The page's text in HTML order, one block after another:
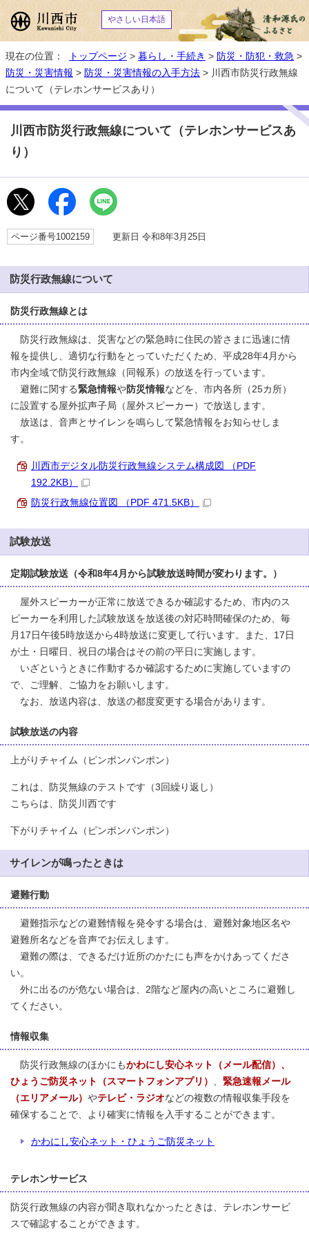
やさしい日本語
現在の位置： トップページ > 暮らし・手続き > 防災・防犯・救急 >
防災・災害情報 > 防災・災害情報の入手方法 > 川西市防災行政無線
について（テレホンサービスあり）
川西市防災行政無線について（テレホンサービスあ
り）
ページ番号1002159 更新日 令和8年3月25日
防災行政無線について
防災行政無線とは
防災行政無線は、災害などの緊急時に住民の皆さまに迅速に情
報を提供し、適切な行動をとっていただくため、平成28年4月から
市内全域で防災行政無線（同報系）の放送を行っています。
避難に関する 緊急情報や防災情報などを、市内各所（25カ所）
に設置する屋外拡声子局（屋外スピーカー）で放送します。
放送は、音声とサイレンを鳴らして緊急情報をお知らせしま
す。
川西市デジタル防災行政無線システム構成図 （PDF
192.2KB）
防災行政無線位置図 （PDF 471.5KB）
試験放送
定期試験放送（令和8年4月から試験放送時間が変わります。）
屋外スピーカーが正常に放送できるか確認するため、市内のス
ピーカーを利用した試験放送を放送後の対応時間確保のため、毎
月17日午後5時放送から4時放送に変更して行います。また、17日
が土・日曜日、祝日の場合はその前の平日に実施します。
いざというときに作動するか確認するために実施していますの
で、ご理解、ご協力をお願いします。
なお、放送内容は、放送の都度変更する場合があります。
試験放送の内容
上がりチャイム（ピンポンパンポン）
これは、防災無線のテストです（3回繰り返し）
こちらは、防災川西です
下がりチャイム（ピンポンパンポン）
サイレンが鳴ったときは
避難行動
避難指示などの避難情報を発令する場合は、避難対象地区名や
避難所名などを音声でお伝えします。
避難の際は、できるだけ近所のかたにも声をかけあってくださ
い。
外に出るのが危ない場合は、2階など屋内の高いところに避難し
てください。
情報収集
防災行政無線のほかにもかわにし安心ネット（メール配信）、
ひょうご防災ネット（スマートフォンアプリ） 、 緊急速報メール
（エリアメール） やテレビ・ラジオなどの複数の情報収集手段を
確保することで、より確実に情報を入手することができます。
かわにし安心ネット・ひょうご防災ネット
テレホンサービス
防災行政無線の内容が聞き取れなかったときは、テレホンサービ
スで確認することができます。